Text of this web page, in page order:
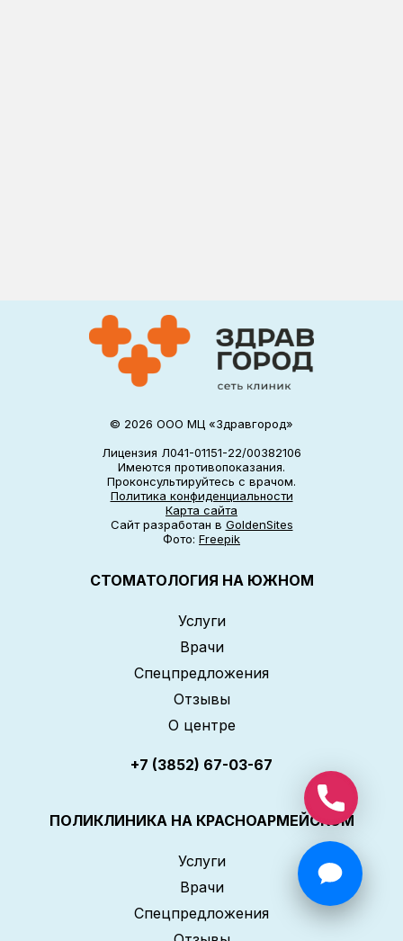
© 2026 ООО МЦ «Здравгород»
Лицензия Л041-01151-22/00382106
Имеются противопоказания.
Проконсультируйтесь с врачом.
Политика конфиденциальности
Карта сайта
Сайт разработан в GoldenSites
Фото: Freepik
СТОМАТОЛОГИЯ НА ЮЖНОМ
Услуги
Врачи
Спецпредложения
Отзывы
О центре
+7 (3852) 67-03-67
ПОЛИКЛИНИКА НА КРАСНОАРМЕЙСКОМ
Услуги
Врачи
Спецпредложения